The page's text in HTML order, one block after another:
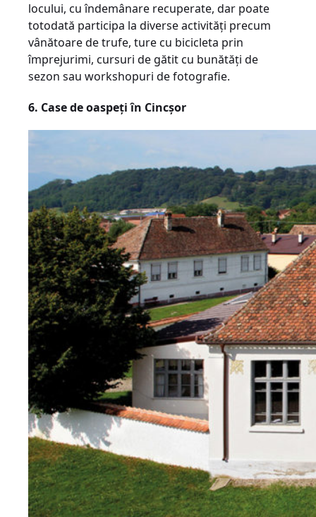
locului, cu îndemânare recuperate, dar poate
totodată participa la diverse activități precum
vânătoare de trufe, ture cu bicicleta prin
împreju­rimi, cursuri de gătit cu bunătăți de
sezon sau workshopuri de fotografie.
6. Case de oaspeți în Cincșor